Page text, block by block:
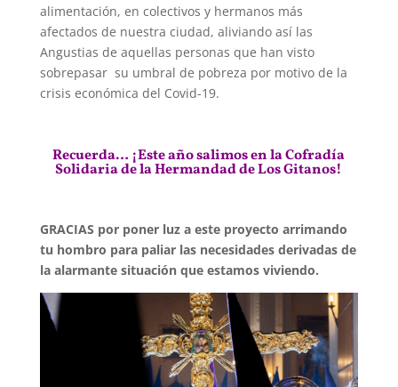
alimentación, en colectivos y hermanos más
afectados de nuestra ciudad, aliviando así las
Angustias de aquellas personas que han visto
sobrepasar su umbral de pobreza por motivo de la
crisis económica del Covid-19.
Recuerda… ¡Este año salimos en la Cofradía
Solidaria de la Hermandad de Los Gitanos!
GRACIAS por poner luz a este proyecto arrimando
tu hombro para paliar las necesidades derivadas de
la alarmante situación que estamos viviendo.